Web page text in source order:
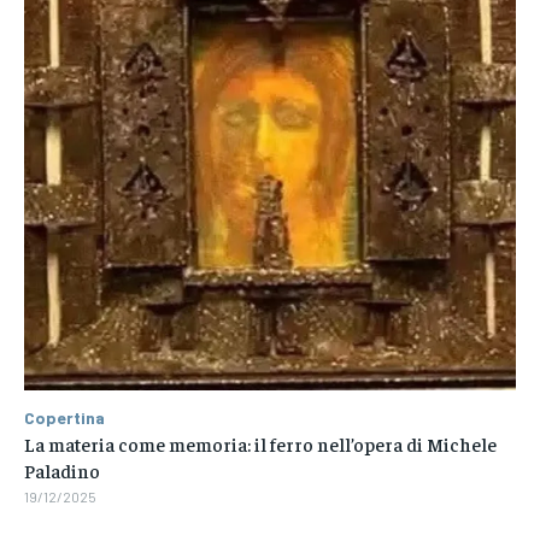
Copertina
La materia come memoria: il ferro nell’opera di Michele
Paladino
19/12/2025